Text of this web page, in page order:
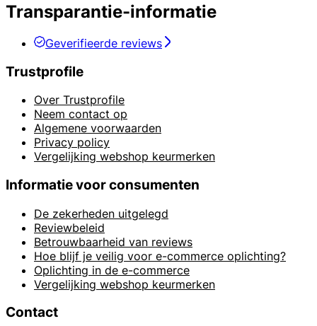
Transparantie-informatie
Geverifieerde reviews
Trustprofile
Over Trustprofile
Neem contact op
Algemene voorwaarden
Privacy policy
Vergelijking webshop keurmerken
Informatie voor consumenten
De zekerheden uitgelegd
Reviewbeleid
Betrouwbaarheid van reviews
Hoe blijf je veilig voor e-commerce oplichting?
Oplichting in de e-commerce
Vergelijking webshop keurmerken
Contact